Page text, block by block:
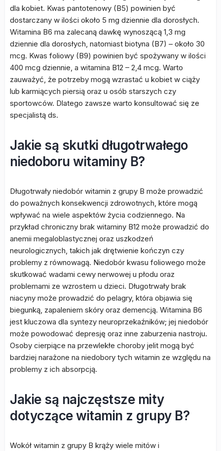
dla kobiet. Kwas pantotenowy (B5) powinien być
dostarczany w ilości około 5 mg dziennie dla dorosłych.
Witamina B6 ma zalecaną dawkę wynoszącą 1,3 mg
dziennie dla dorosłych, natomiast biotyna (B7) – około 30
mcg. Kwas foliowy (B9) powinien być spożywany w ilości
400 mcg dziennie, a witamina B12 – 2,4 mcg. Warto
zauważyć, że potrzeby mogą wzrastać u kobiet w ciąży
lub karmiących piersią oraz u osób starszych czy
sportowców. Dlatego zawsze warto konsultować się ze
specjalistą ds.
Jakie są skutki długotrwałego
niedoboru witaminy B?
Długotrwały niedobór witamin z grupy B może prowadzić
do poważnych konsekwencji zdrowotnych, które mogą
wpływać na wiele aspektów życia codziennego. Na
przykład chroniczny brak witaminy B12 może prowadzić do
anemii megaloblastycznej oraz uszkodzeń
neurologicznych, takich jak drętwienie kończyn czy
problemy z równowagą. Niedobór kwasu foliowego może
skutkować wadami cewy nerwowej u płodu oraz
problemami ze wzrostem u dzieci. Długotrwały brak
niacyny może prowadzić do pelagry, która objawia się
biegunką, zapaleniem skóry oraz demencją. Witamina B6
jest kluczowa dla syntezy neuroprzekaźników; jej niedobór
może powodować depresję oraz inne zaburzenia nastroju.
Osoby cierpiące na przewlekłe choroby jelit mogą być
bardziej narażone na niedobory tych witamin ze względu na
problemy z ich absorpcją.
Jakie są najczęstsze mity
dotyczące witamin z grupy B?
Wokół witamin z grupy B krąży wiele mitów i